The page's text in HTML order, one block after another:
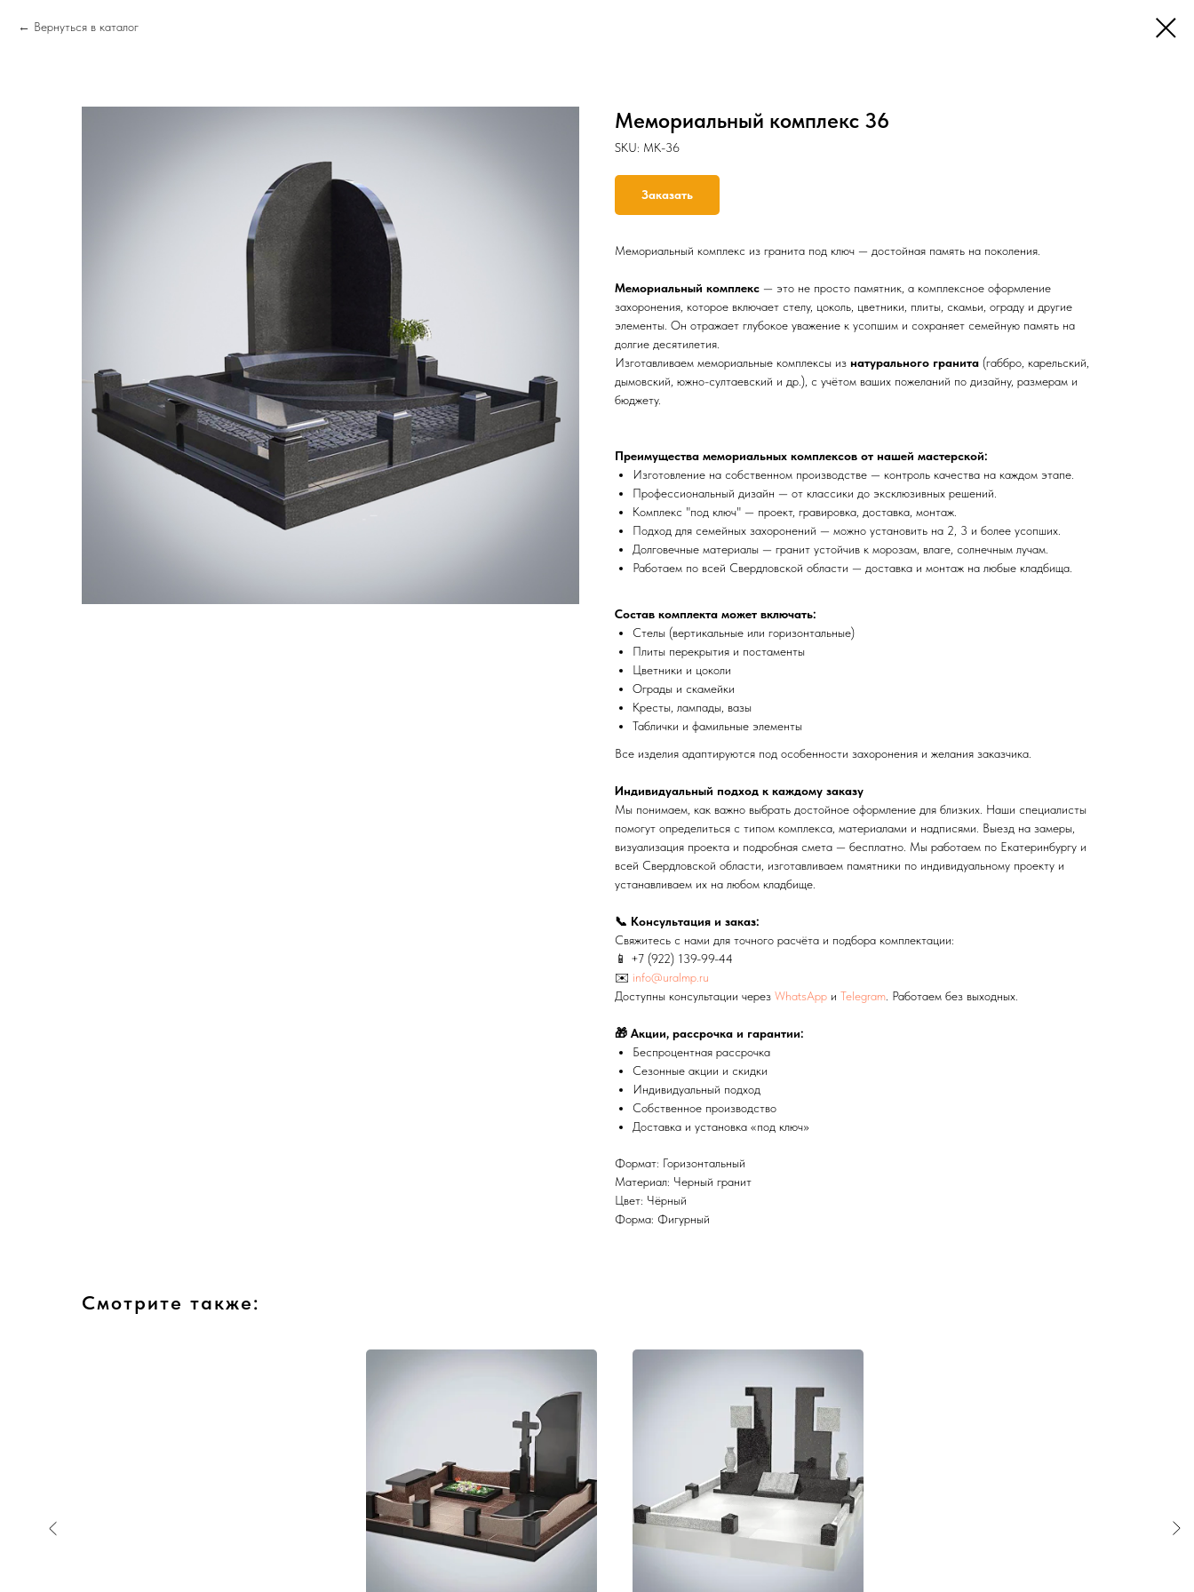
Вернуться в каталог
Мемориальный комплекс 36
SKU: MK-36
Заказать
Мемориальный комплекс из гранита под ключ — достойная память на поколения.
Мемориальный комплекс — это не просто памятник, а комплексное оформление
захоронения, которое включает стелу, цоколь, цветники, плиты, скамьи, ограду и другие
элементы. Он отражает глубокое уважение к усопшим и сохраняет семейную память на
долгие десятилетия.
Изготавливаем мемориальные комплексы из натурального гранита (габбро, карельский,
дымовский, южно-султаевский и др.), с учётом ваших пожеланий по дизайну, размерам и
бюджету.
Преимущества мемориальных комплексов от нашей мастерской:
Изготовление на собственном производстве — контроль качества на каждом этапе.
Профессиональный дизайн — от классики до эксклюзивных решений.
Комплекс "под ключ" — проект, гравировка, доставка, монтаж.
Подход для семейных захоронений — можно установить на 2, 3 и более усопших.
Долговечные материалы — гранит устойчив к морозам, влаге, солнечным лучам.
Работаем по всей Свердловской области — доставка и монтаж на любые кладбища.
Состав комплекта может включать:
Стелы (вертикальные или горизонтальные)
Плиты перекрытия и постаменты
Цветники и цоколи
Ограды и скамейки
Кресты, лампады, вазы
Таблички и фамильные элементы
Все изделия адаптируются под особенности захоронения и желания заказчика.
Индивидуальный подход к каждому заказу
Мы понимаем, как важно выбрать достойное оформление для близких. Наши специалисты
помогут определиться с типом комплекса, материалами и надписями. Выезд на замеры,
визуализация проекта и подробная смета — бесплатно. Мы работаем по Екатеринбургу и
всей Свердловской области, изготавливаем памятники по индивидуальному проекту и
устанавливаем их на любом кладбище.
📞 Консультация и заказ:
Свяжитесь с нами для точного расчёта и подбора комплектации:
📱 +7 (922) 139-99-44
✉️ info@uralmp.ru
Доступны консультации через WhatsApp и Telegram . Работаем без выходных.
🎁 Акции, рассрочка и гарантии:
Беспроцентная рассрочка
Сезонные акции и скидки
Индивидуальный подход
Собственное производство
Доставка и установка «под ключ»
Формат: Горизонтальный
Материал: Черный гранит
Цвет: Чёрный
Форма: Фигурный
Смотрите также: